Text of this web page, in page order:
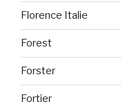
Florence Italie
Forest
Forster
Fortier